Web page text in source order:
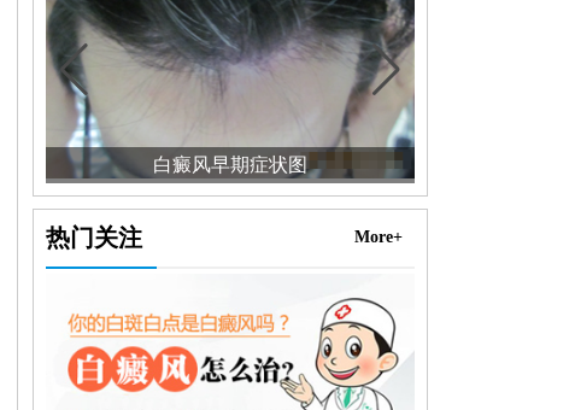
白癜风早期症状图
热门关注 More+